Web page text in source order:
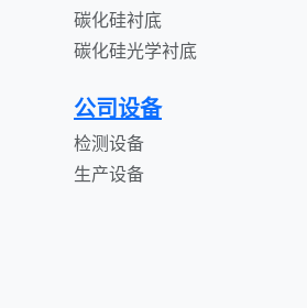
碳化硅衬底
碳化硅光学衬底
公司设备
检测设备
生产设备